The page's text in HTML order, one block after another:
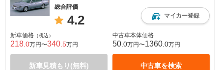
総合評価
4.2 マイカー登録
新車価格 （税込）
218 .0万円〜340 .5万円
新車見積もり(無料)
中古車本体価格
50 .0万円〜1360 .0万円
中古車を検索